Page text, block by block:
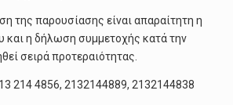
της παρουσίασης είναι απαραίτητη η
και η δήλωση συμμετοχής κατά την
σειρά προτεραιότητας.
214 4856, 2132144889, 2132144838